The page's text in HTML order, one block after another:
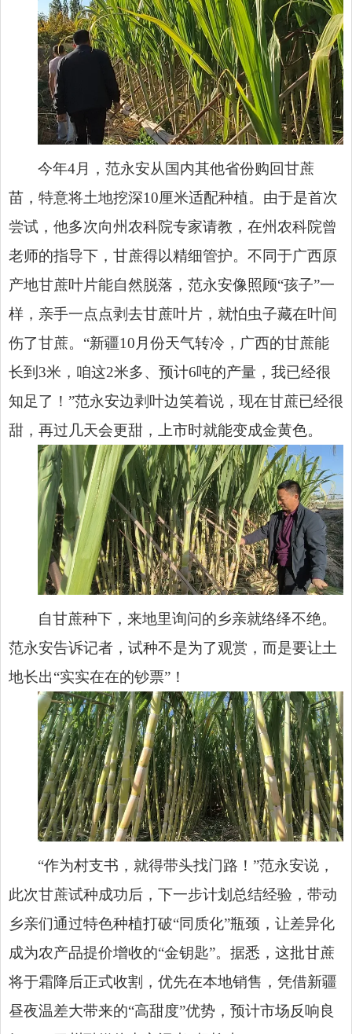
今年4月，范永安从国内其他省份购回甘蔗
苗，特意将土地挖深10厘米适配种植。由于是首次
尝试，他多次向州农科院专家请教，在州农科院曾
老师的指导下，甘蔗得以精细管护。不同于广西原
产地甘蔗叶片能自然脱落，范永安像照顾“孩子”一
样，亲手一点点剥去甘蔗叶片，就怕虫子藏在叶间
伤了甘蔗。“新疆10月份天气转冷，广西的甘蔗能
长到3米，咱这2米多、预计6吨的产量，我已经很
知足了！”范永安边剥叶边笑着说，现在甘蔗已经很
甜，再过几天会更甜，上市时就能变成金黄色。
自甘蔗种下，来地里询问的乡亲就络绎不绝。
范永安告诉记者，试种不是为了观赏，而是要让土
地长出“实实在在的钞票”！
“作为村支书，就得带头找门路！”范永安说，
此次甘蔗试种成功后，下一步计划总结经验，带动
乡亲们通过特色种植打破“同质化”瓶颈，让差异化
成为农产品提价增收的“金钥匙”。据悉，这批甘蔗
将于霜降后正式收割，优先在本地销售，凭借新疆
昼夜温差大带来的“高甜度”优势，预计市场反响良